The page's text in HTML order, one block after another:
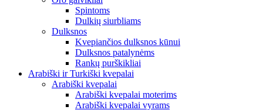
Spintoms
Dulkių siurbliams
Dulksnos
Kvepiančios dulksnos kūnui
Dulksnos patalynėms
Rankų purškikliai
Arabiški ir Turkiški kvepalai
Arabiški kvepalai
Arabiški kvepalai moterims
Arabiški kvepalai vyrams